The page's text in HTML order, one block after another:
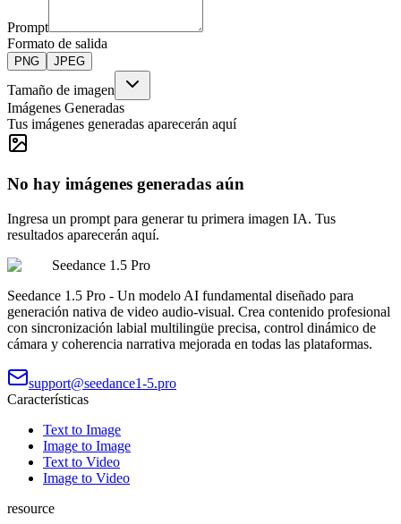
Prompt
Formato de salida
PNG JPEG
Tamaño de imagen
Imágenes Generadas
Tus imágenes generadas aparecerán aquí
No hay imágenes generadas aún
Ingresa un prompt para generar tu primera imagen IA. Tus
resultados aparecerán aquí.
Seedance 1.5 Pro
Seedance 1.5 Pro - Un modelo AI fundamental diseñado para
generación nativa de video audio-visual. Crea contenido profesional
con sincronización labial multilingüe precisa, control dinámico de
cámara y coherencia narrativa mejorada en todas las plataformas.
support@seedance1-5.pro
Características
Text to Image
Image to Image
Text to Video
Image to Video
resource